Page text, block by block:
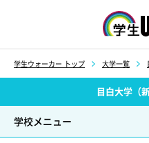
学生ウォーカー トップ 大学一覧
目白大学（
学校メニュー